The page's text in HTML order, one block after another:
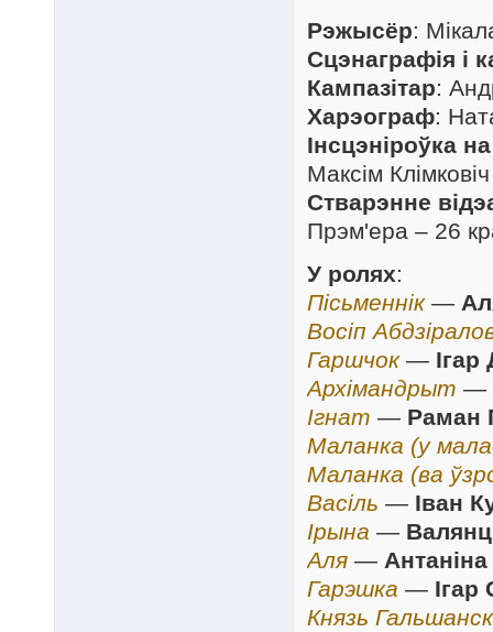
Рэжысёр:
Сцэнаграфія і
Кампазітар:
Харэограф:
Інсцэніроўка
Максім Клімковіч
Стварэнне
Прэм'ера – 26
У ролях:
Пісьменнік—
Восіп
Гаршчок— Ігар
Архімандрыт —
Ігнат — Раман
Маланка (у
Маланка (ва
Васіль — Іван
Ірына —
Аля —
Гарэшка — Ігар
Князь